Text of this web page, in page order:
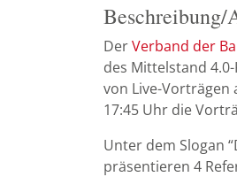
Beschreibung/
DerVerband der
des Mittelstand
von Live-Vorträgen
17:45 Uhr die
Unter dem Slogan
präsentieren 4